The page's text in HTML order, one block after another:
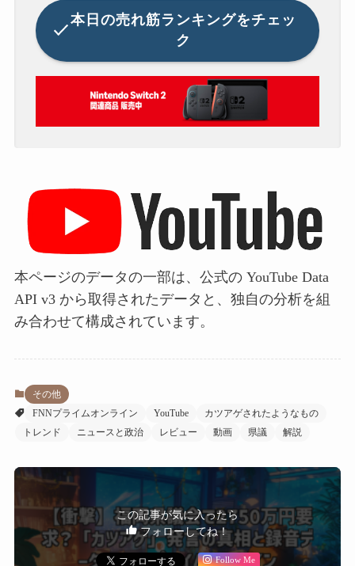
本日の売れ筋ランキングをチェッ
ク
本ページのデータの一部は、公式の YouTube Data
API v3 から取得されたデータと、独自の分析を組
み合わせて構成されています。
その他
FNNプライムオンライン
YouTube
カツアゲされたようなもの
トレンド
ニュースと政治 レビュー 動画 県議 解説
この記事が気に入ったら
フォローしてね！
Follow Me